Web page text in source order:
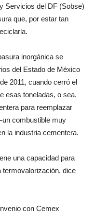
Servicios del DF (Sobse)
que, por estar tan
inorgánica se
del Estado de México
2011, cuando cerró el
esas toneladas, o sea,
para reemplazar
combustible muy
la industria cementera.
una capacidad para
dice
con Cemex